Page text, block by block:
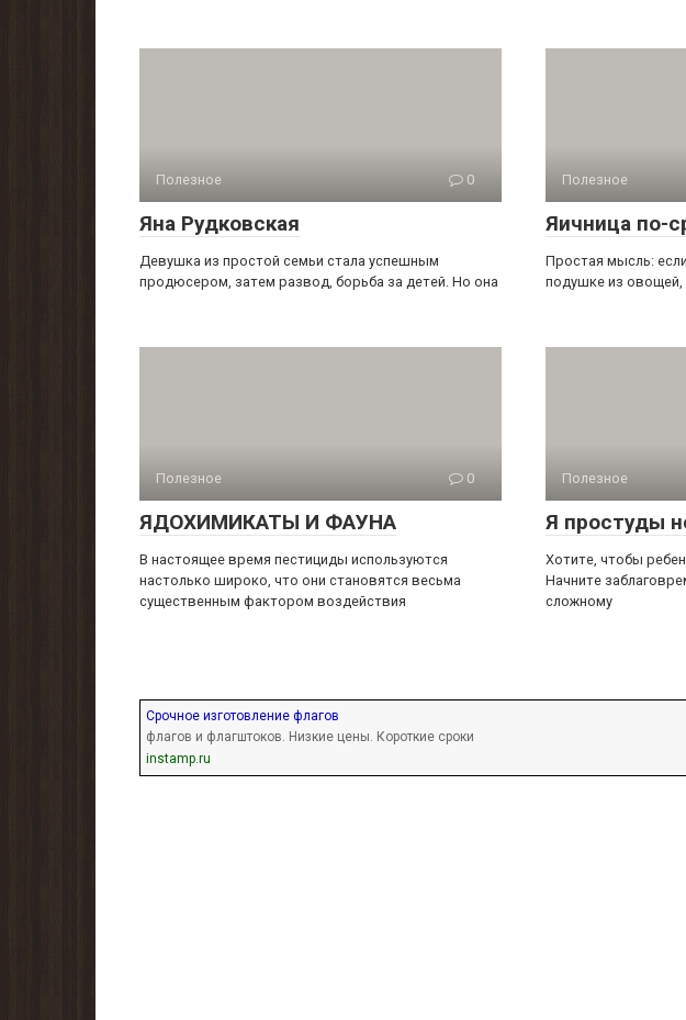
Полезное 0
Яна Рудковская
Девушка из простой семьи стала успешным
продюсером, затем развод, борьба за детей. Но она
Полезное
Яичница по-
Простая мысль:
подушке из овощей,
Полезное 0
ЯДОХИМИКАТЫ И ФАУНА
В настоящее время пестициды используются
настолько широко, что они становятся весьма
существенным фактором воздействия
Полезное
Я простуды
Хотите, чтобы
Начните
сложному
Срочное изготовление флагов
флагов и флагштоков. Низкие цены. Короткие сроки
instamp.ru